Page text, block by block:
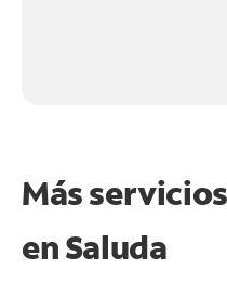
Más
enSaluda